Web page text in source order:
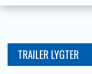
TRAILER LYGTER